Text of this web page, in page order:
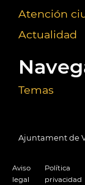
Atención
Actualidad
Temas
Ajuntament de
Aviso
legal
Política
privacidad